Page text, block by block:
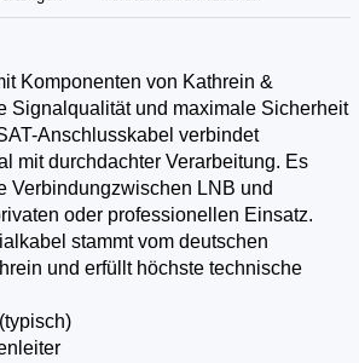
Komponenten von Kathrein &
Signalqualität und maximale Sicherheit
Anschlusskabel verbindet
mit durchdachter Verarbeitung. Es
Verbindungzwischen LNB und
oder professionellen Einsatz.
stammt vom deutschen
und erfüllt höchste technische